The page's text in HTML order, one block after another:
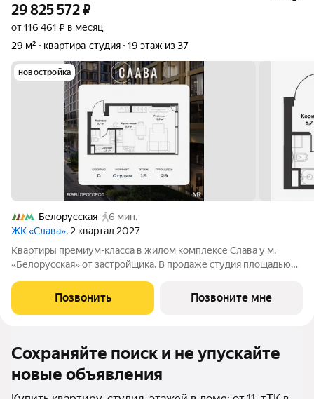
29 825 572₽
от 116 461 ₽ в месяц
29 м²
квартира-студия 19 этаж из 37
новостройка
Белорусская
6 мин.
ЖК «Слава», 2 квартал 2027
Квартиры премиум-класса в жилом комплексе Слава у м.
«Белорусская» от застройщика. В продаже студия площадью
жилой комплекс премиум-класса Слава расположен в той
части центра, где традиция
Позвонить Позвоните мне
Сохраняйте поиск и не упускайте
новые объявления